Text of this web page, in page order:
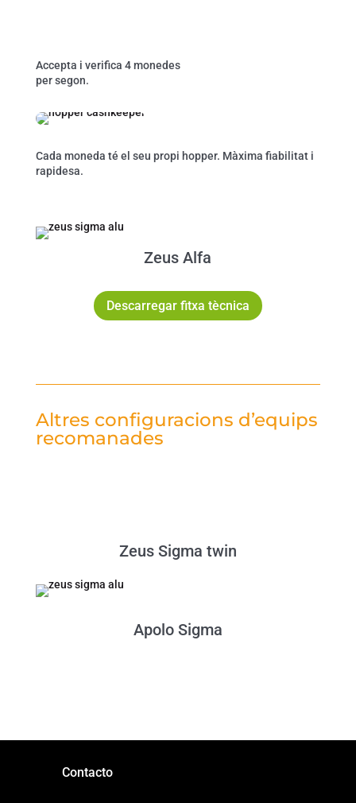
Accepta i verifica 4 monedes
per segon.
Cada moneda té el seu propi hopper. Màxima fiabilitat i
rapidesa.
Zeus Alfa
Descarregar fitxa tècnica
Altres configuracions d’equips
recomanades
Zeus Sigma twin
Apolo Sigma
Contacto